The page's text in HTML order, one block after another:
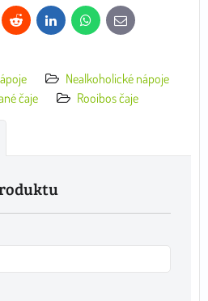
Reddit LinkedInWhatsApp
E-
mail
Nealkoholické nápoje
čaje Rooibos čaje